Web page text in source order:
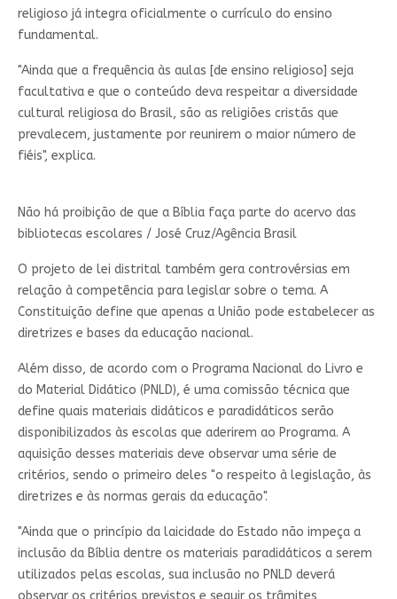
religioso já integra oficialmente o currículo do ensino
fundamental.
"Ainda que a frequência às aulas [de ensino religioso] seja
facultativa e que o conteúdo deva respeitar a diversidade
cultural religiosa do Brasil, são as religiões cristãs que
prevalecem, justamente por reunirem o maior número de
fiéis", explica.
Não há proibição de que a Bíblia faça parte do acervo das
bibliotecas escolares / José Cruz/Agência Brasil
O projeto de lei distrital também gera controvérsias em
relação à competência para legislar sobre o tema. A
Constituição define que apenas a União pode estabelecer as
diretrizes e bases da educação nacional.
Além disso, de acordo com o Programa Nacional do Livro e
do Material Didático (PNLD), é uma comissão técnica que
define quais materiais didáticos e paradidáticos serão
disponibilizados às escolas que aderirem ao Programa. A
aquisição desses materiais deve observar uma série de
critérios, sendo o primeiro deles "o respeito à legislação, às
diretrizes e às normas gerais da educação".
"Ainda que o princípio da laicidade do Estado não impeça a
inclusão da Bíblia dentre os materiais paradidáticos a serem
utilizados pelas escolas, sua inclusão no PNLD deverá